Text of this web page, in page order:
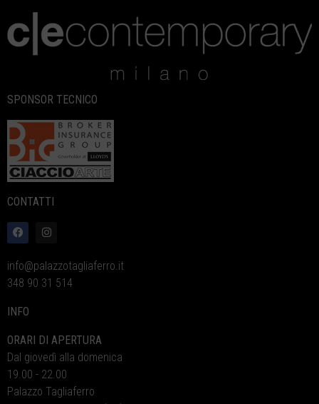
SPONSOR TECNICO
CONTATTI
info@palazzotagliaferro.it
348 90 31 514
INFO
ORARI DI APERTURA
Dal giovedì alla domenica
19.00 - 22.00
Palazzo Tagliaferro